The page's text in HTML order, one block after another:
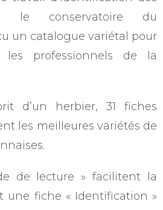
le conservatoire du
un catalogue variétal pour
professionnels de la
d’un herbier, 31 fiches
les meilleures variétés de
de lecture » facilitent la
une fiche « Identification »